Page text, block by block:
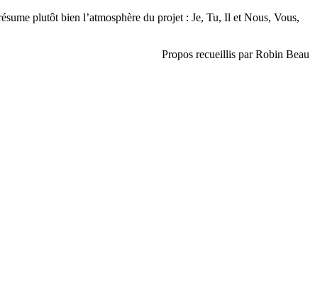
plutôt bien l’atmosphère du projet : Je, Tu, Il et Nous, Vous,
Propos recueillis par Robin Beau